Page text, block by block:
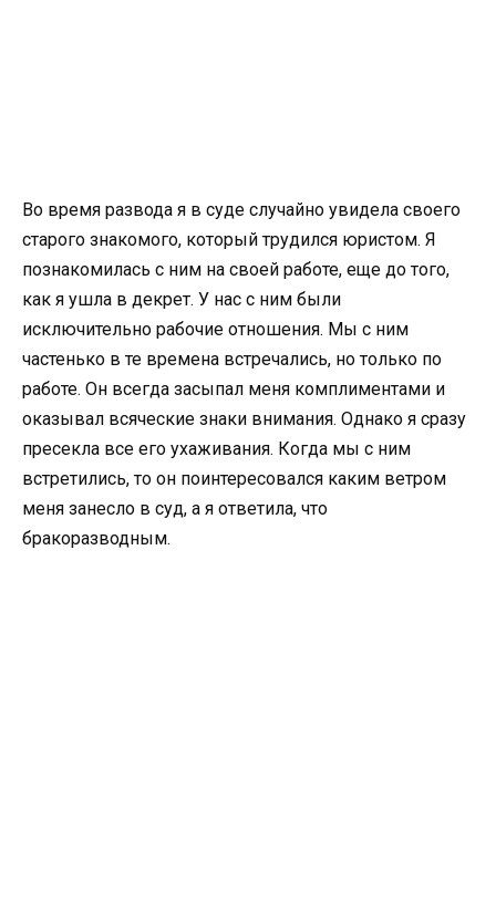
Во время развода я в суде случайно увидела своего
старого знакомого, который трудился юристом. Я
познакомилась с ним на своей работе, еще до того,
как я ушла в декрет. У нас с ним были
исключительно рабочие отношения. Мы с ним
частенько в те времена встречались, но только по
работе. Он всегда засыпал меня комплиментами и
оказывал всяческие знаки внимания. Однако я сразу
пресекла все его ухаживания. Когда мы с ним
встретились, то он поинтересовался каким ветром
меня занесло в суд, а я ответила, что
бракоразводным.